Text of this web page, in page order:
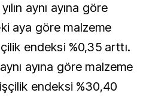
aynı ayına göre
aya göre malzeme
endeksi %0,35 arttı.
ayına göre malzeme
endeksi %30,40